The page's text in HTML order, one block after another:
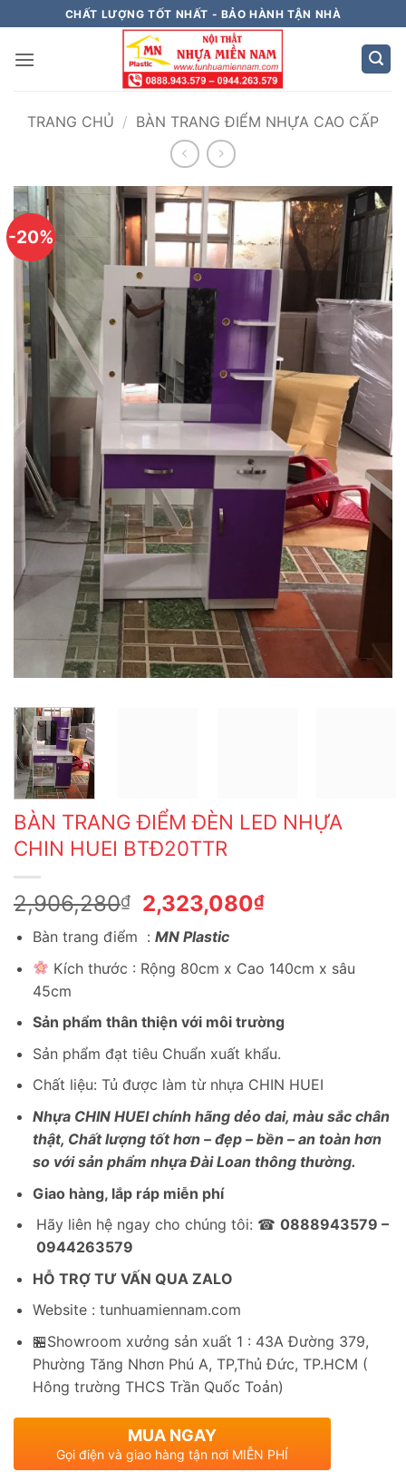
qua
nội
CHẤT LƯỢNG TỐT NHẤT - BẢO HÀNH TẬN NHÀ
TRANG CHỦ / BÀN TRANG ĐIỂM NHỰA CAO CẤP
-20%
BÀN TRANG ĐIỂM ĐÈN LED NHỰA
CHIN HUEI BTĐ20TTR
2,906,280₫
Giá
gốc
là:
2,906,280₫.
2,323,080₫Giá
là:
Bàn trang điểm : MN Plastic
Kích thước : Rộng 80cm x Cao 140cm x sâu
45cm
Sản phẩm thân thiện với môi trường
Sản phẩm đạt tiêu Chuẩn xuất khẩu.
Chất liệu: Tủ được làm từ nhựa CHIN HUEI
Nhựa CHIN HUEI chính hãng dẻo dai, màu sắc chân
thật, Chất lượng tốt hơn – đẹp – bền – an toàn hơn
so với sản phẩm nhựa Đài Loan thông thường.
Giao hàng, lắp ráp miễn phí
Hãy liên hệ ngay cho chúng tôi: ☎ 0888943579 –
0944263579
HỖ TRỢ TƯ VẤN QUA ZALO
Website : tunhuamiennam.com
🏪Showroom xưởng sản xuất 1 : 43A Đường 379,
Phường Tăng Nhơn Phú A, TP,Thủ Đức, TP.HCM (
Hông trường THCS Trần Quốc Toản)
MUA NGAY
Gọi điện và giao hàng tận nơi MIỄN PHÍ